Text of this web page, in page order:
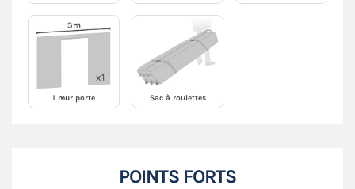
1 mur porte Sac à roulettes
POINTS FORTS